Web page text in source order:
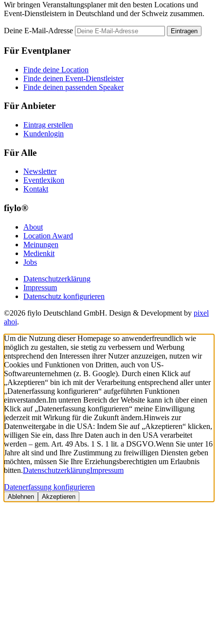
Wir bringen Veranstaltungsplaner mit den besten Locations und
Event-Dienstleistern in Deutschland und der Schweiz zusammen.
Deine E-Mail-Adresse Eintragen
Für Eventplaner
Finde deine Location
Finde deinen Event-Dienstleister
Finde deinen passenden Speaker
Für Anbieter
Eintrag erstellen
Kundenlogin
Für Alle
Newsletter
Eventlexikon
Kontakt
fiylo®
About
Location Award
Meinungen
Medienkit
Jobs
Datenschutzerklärung
Impressum
Datenschutz konfigurieren
©2026 fiylo Deutschland GmbH. Design & Development by pixel
ahoi.
Um die Nutzung dieser Homepage so anwenderfreundlich wie
möglich zu gestalten, sie stetig zu verbessern und Werbung
entsprechend den Interessen ihrer Nutzer anzuzeigen, nutzen wir
Cookies und Funktionen von Dritten, auch von US-
Softwareunternehmen (z. B. Google). Durch einen Klick auf
„Akzeptieren“ bin ich mit der Verarbeitung entsprechend aller unter
„Datenerfassung konfigurieren“ aufgeführten Funktionen
einverstanden.Im unteren Bereich der Website kann ich über einen
Klick auf „Datenerfassung konfigurieren“ meine Einwilligung
jederzeit mit Wirkung für die Zukunft ändern.Hinweis zur
Datenweitergabe in die USA: Indem Sie auf „Akzeptieren“ klicken,
willigen Sie ein, dass Ihre Daten auch in den USA verarbeitet
werden – gem. Art. 49 Abs. 1 S. 1 lit. a DSGVO.Wenn Sie unter 16
Jahre alt sind und Ihre Zustimmung zu freiwilligen Diensten geben
möchten, müssen Sie Ihre Erziehungsberechtigten um Erlaubnis
bitten.DatenschutzerklärungImpressum
Datenerfassung konfigurieren
Ablehnen Akzeptieren